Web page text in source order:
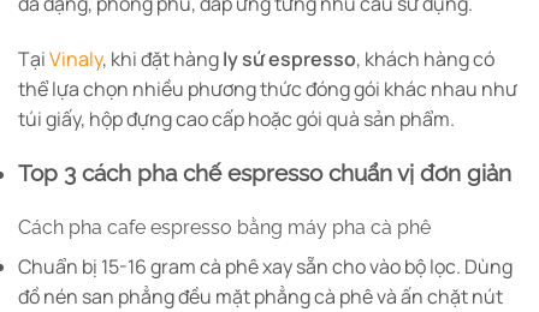
TạiVinaly, khi đặt hàngly sứ espresso, khách hàng có
thể lựa chọn nhiều phương thức đóng gói khác nhau như
túi giấy, hộp đựng cao cấp hoặc gói quà sản phẩm.
Top 3 cách pha chế espresso chuẩn vị đơn giản
Cách pha cafe espresso bằng máy pha cà phê
Chuẩn bị 15-16 gram cà phê xay sẵn cho vào bộ lọc. Dùng
đồ nén san phẳng đều mặt phẳng cà phê và ấn chặt nút